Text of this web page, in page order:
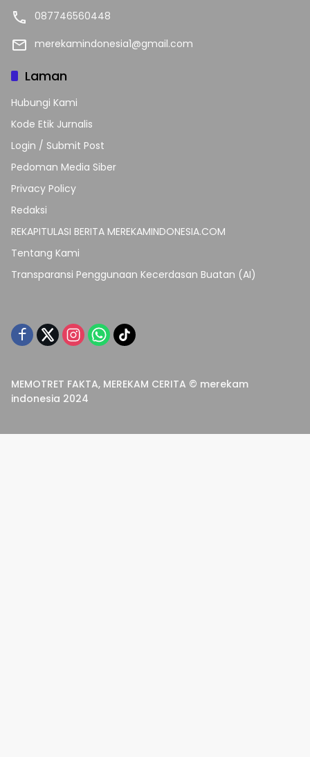
087746560448
merekamindonesia1@gmail.com
Laman
Hubungi Kami
Kode Etik Jurnalis
Login / Submit Post
Pedoman Media Siber
Privacy Policy
Redaksi
REKAPITULASI BERITA MEREKAMINDONESIA.COM
Tentang Kami
Transparansi Penggunaan Kecerdasan Buatan (AI)
MEMOTRET FAKTA, MEREKAM CERITA © merekam
indonesia 2024